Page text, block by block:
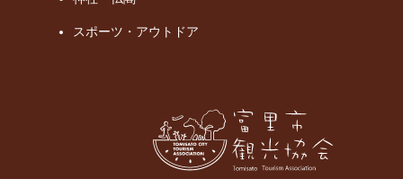
スポーツ・アウトドア